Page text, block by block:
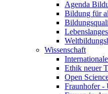
Agenda
Bildung für
Wissenschaft
Ethik neuer
Open
Fraunhofer -